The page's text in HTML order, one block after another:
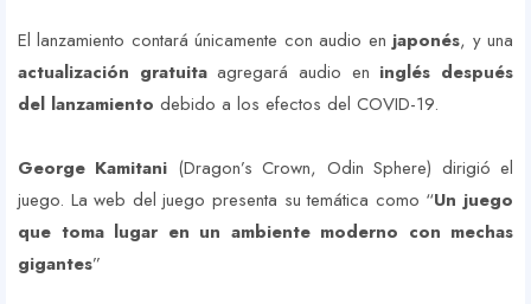
El lanzamiento contará únicamente con audio enjaponés, y una
actualización gratuitaagregará audio en inglés después
del lanzamiento debido a los efectos del COVID-19.
George Kamitani (Dragon’s Crown, Odin Sphere) dirigió el
juego. La web del juego presenta su temática como “Un juego
que toma lugar en un ambiente moderno con mechas
gigantes”